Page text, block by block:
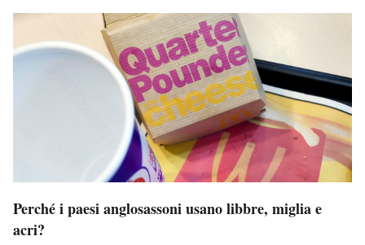
Perché i paesi anglosassoni usano libbre, miglia e
acri?